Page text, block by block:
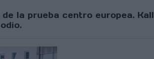
la prueba centro europea.